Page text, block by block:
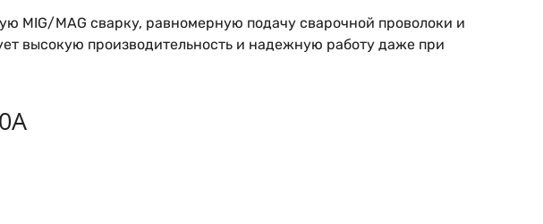
MIG/MAG сварку, равномерную подачу сварочной проволоки и
высокую производительность и надежную работу даже при